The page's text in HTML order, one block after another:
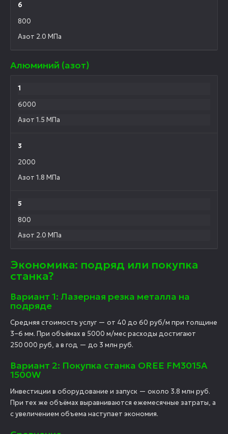
6
800
Азот 2.0 МПа
Алюминий (азот)
1
6000
Азот 1.5 МПа
3
2000
Азот 1.8 МПа
5
800
Азот 2.0 МПа
Экономика: подряд или покупка
станка?
Вариант 1: Лазерная резка металла на
подряде
Средняя стоимость услуг — от 40 до 60 руб/м при толщине
3–6 мм. При объёмах в 5000 м/мес расходы достигают
250 000 руб, а в год — до 3 млн руб.
Вариант 2: Покупка станка OREE FM3015A
1500W
Инвестиции в оборудование и запуск — около 3.8 млн руб.
При тех же объёмах выравниваются ежемесячные затраты, а
с увеличением объема наступает экономия.